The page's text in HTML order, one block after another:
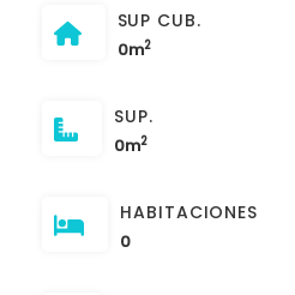
SUP CUB.
0m2
SUP.
0m2
HABITACIONES
0